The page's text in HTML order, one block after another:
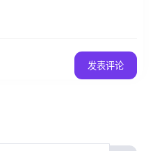
发表评论